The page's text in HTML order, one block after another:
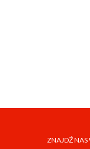
ZNAJDŹ